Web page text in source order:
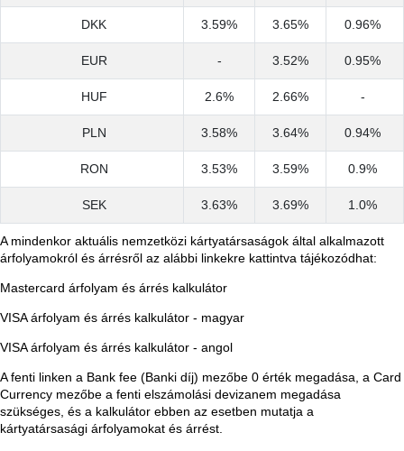
DKK 3.59% 3.65% 0.96%
EUR - 3.52% 0.95%
HUF 2.6% 2.66% -
PLN 3.58% 3.64% 0.94%
RON 3.53% 3.59% 0.9%
SEK 3.63% 3.69% 1.0%
A mindenkor aktuális nemzetközi kártyatársaságok által alkalmazott
árfolyamokról és árrésről az alábbi linkekre kattintva tájékozódhat:
Mastercard árfolyam és árrés kalkulátor
VISA árfolyam és árrés kalkulátor - magyar
VISA árfolyam és árrés kalkulátor - angol
A fenti linken a Bank fee (Banki díj) mezőbe 0 érték megadása, a Card
Currency mezőbe a fenti elszámolási devizanem megadása
szükséges, és a kalkulátor ebben az esetben mutatja a
kártyatársasági árfolyamokat és árrést.